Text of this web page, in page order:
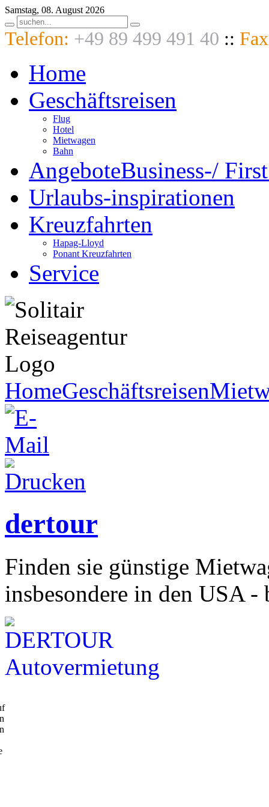
Samstag, 08. August 2026
Telefon: +49 89 499 491 40 ::
Home
Geschäftsreisen
Flug
Hotel
Mietwagen
Bahn
AngeboteBusiness-/
Urlaubs-inspirationen
Kreuzfahrten
Hapag-Lloyd
Ponant Kreuzfahrten
Service
HomeGeschäftsreisen
dertour
Finden sie günstige
insbesondere in den USA